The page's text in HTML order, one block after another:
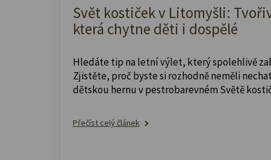
Svět kostiček v Litomyšli:
která chytne děti i dospělé
Hledáte tip na letní výlet, který spolehlivě
Zjistěte, proč byste si rozhodně neměli
dětskou hernu v pestrobarevném Světě
Přečíst celý článek